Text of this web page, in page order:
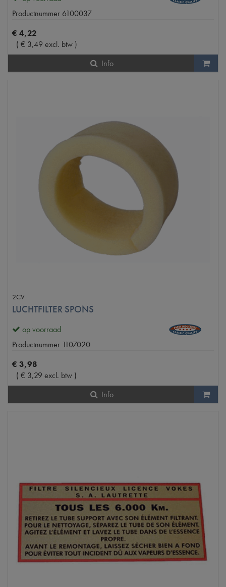
Productnummer 6100037
€ 4,22
( € 3,49 excl. btw )
Info
2CV
LUCHTFILTER SPONS
op voorraad
Productnummer 1107020
€ 3,98
( € 3,29 excl. btw )
Info